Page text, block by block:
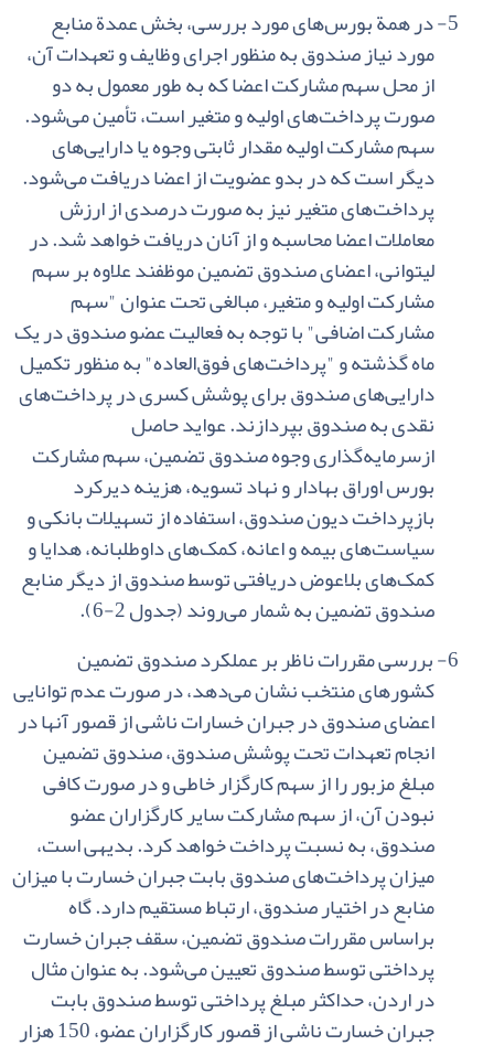
5- در همة‌ بورس‌های‌ مورد بررسی‌، بخش‌ عمدة‌ منابع‌
مورد نیاز صندوق‌ به‌ منظور اجرای‌ وظایف‌ و تعهدات‌ آن‌،
از محل‌ سهم‌ مشارکت‌ اعضا که‌ به‌ طور معمول‌ به‌ دو
صورت‌ پرداخت‌های‌ اولیه‌ و متغیر است‌، تأمین‌ می‌شود.
سهم‌ مشارکت‌ اولیه‌ مقدار ثابتی‌ وجوه‌ یا دارایی‌های‌
دیگر است‌ که‌ در بدو عضویت‌ از اعضا دریافت‌ می‌شود.
پرداخت‌های‌ متغیر نیز به‌ صورت‌ درصدی‌ از ارزش‌
معاملات‌ اعضا محاسبه‌ و از آنان‌ دریافت‌ خواهد شد. در
لیتوانی‌، اعضای‌ صندوق‌ تضمین‌ موظفند علاوه‌ بر سهم‌
مشارکت‌ اولیه‌ و متغیر، مبالغی‌ تحت‌ عنوان‌"سهم
‌مشارکت‌ اضافی"با توجه‌ به‌ فعالیت‌ عضو صندوق‌ در یک‌
ماه‌ گذشته‌ و"پرداخت‌های‌ فوق‌العاده"به‌ منظور تکمیل‌
دارایی‌های‌ صندوق‌ برای‌ پوشش‌ کسری‌ در پرداخت‌های‌
نقدی‌ به‌ صندوق‌ بپردازند. عواید حاصل‌
ازسرمایه‌گذاری‌ وجوه‌ صندوق‌ تضمین‌، سهم‌ مشارکت‌
بورس‌ اوراق‌ بهادار و نهاد تسویه‌، هزینه‌ دیرکرد
بازپرداخت‌ دیون‌ صندوق‌، استفاده‌ از تسهیلات‌ بانکی‌ و
سیاست‌های‌ بیمه‌ و اعانه‌، کمک‌های‌ داوطلبانه‌، هدایا و
کمک‌های‌ بلاعوض‌ دریافتی‌ توسط صندوق‌ از دیگر منابع‌
صندوق‌ تضمین‌ به‌ شمار می‌روند (جدول‌2-6
).
6- بررسی‌ مقررات‌ ناظر بر عملکرد صندوق‌ تضمین‌
کشورهای‌ منتخب‌ نشان‌ می‌دهد، در صورت‌ عدم‌ توانایی
‌اعضای‌ صندوق‌ در جبران‌ خسارات‌ ناشی‌ از قصور آنها در
انجام‌ تعهدات‌ تحت‌ پوشش‌ صندوق‌، صندوق‌ تضمین‌
مبلغ‌ مزبور را از سهم‌ کارگزار خاطی‌ و در صورت‌ کافی‌
نبودن‌ آن‌، از سهم‌ مشارکت‌ سایر کارگزاران ‌عضو
صندوق‌، به‌ نسبت‌ پرداخت‌ خواهد کرد. بدیهی‌ است‌،
میزان‌ پرداخت‌های‌ صندوق‌ بابت‌ جبران ‌خسارت‌ با میزان‌
منابع‌ در اختیار صندوق‌، ارتباط مستقیم‌ دارد. گاه‌
براساس‌ مقررات‌ صندوق‌ تضمین‌، سقف‌ جبران‌ خسارت‌
پرداختی‌ توسط صندوق‌ تعیین‌ می‌شود. به‌ عنوان‌ مثال‌
در اردن‌، حداکثر مبلغ‌ پرداختی‌ توسط صندوق‌ بابت‌
جبران‌ خسارت‌ ناشی‌ از قصور کارگزاران‌ عضو، 150 هزار